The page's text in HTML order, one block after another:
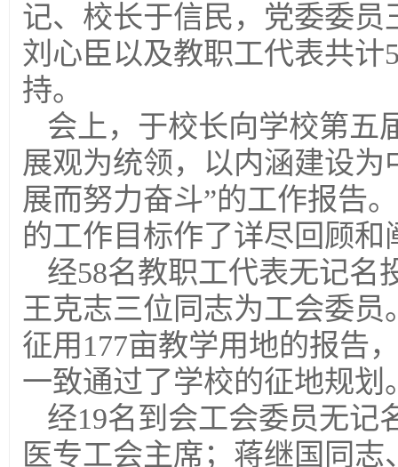
记、校长于信民，党委委
刘心臣以及教职工代表共
持。
会上，于校长向学校第五
展观为统领，以内涵建设
展而努力奋斗”的工作报告
的工作目标作了详尽回顾和
经58名教职工代表无记名
王克志三位同志为工会委
征用177亩教学用地的报告
一致通过了学校的征地规划
经19名到会工会委员无记
医专工会主席；蒋继国同